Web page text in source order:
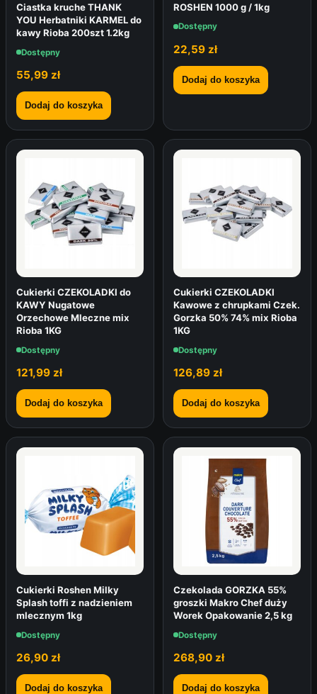
Ciastka kruche THANK
YOU Herbatniki KARMEL do
kawy Rioba 200szt 1.2kg
Dostępny
55,99 zł
Dodaj do koszyka
ROSHEN 1000 g / 1kg
Dostępny
22,59 zł
Dodaj do koszyka
Cukierki CZEKOLADKI do
KAWY Nugatowe
Orzechowe Mleczne mix
Rioba 1KG
Dostępny
121,99 zł
Dodaj do koszyka
Cukierki CZEKOLADKI
Kawowe z chrupkami Czek.
Gorzka 50% 74% mix Rioba
1KG
Dostępny
126,89 zł
Dodaj do koszyka
Cukierki Roshen Milky
Splash toffi z nadzieniem
mlecznym 1kg
Dostępny
26,90 zł
Dodaj do koszyka
Czekolada GORZKA 55%
groszki Makro Chef duży
Worek Opakowanie 2,5 kg
Dostępny
268,90 zł
Dodaj do koszyka